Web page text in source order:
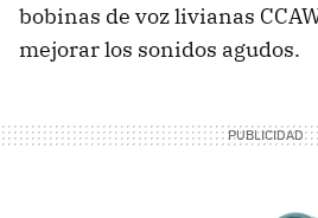
bobinas de voz livianas
mejorar los sonidos agudos.